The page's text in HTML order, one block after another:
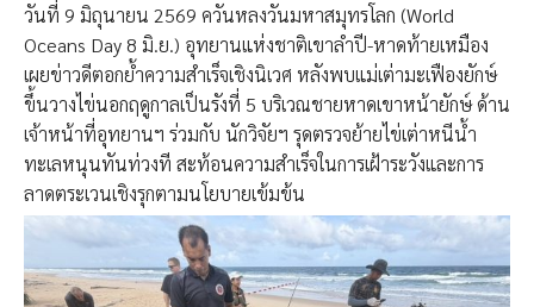
วันที่ 9 มิถุนายน 2569 ควันหลงวันมหาสมุทรโลก (World
Oceans Day 8 มิ.ย.) อุทยานแห่งชาติเขาลำปี-หาดท้ายเหมือง
เผยข่าวดีตอกย้ำความสำเร็จเชิงนิเวศ หลังพบแม่เต่ามะเฟืองยักษ์
ขึ้นวางไข่นอกฤดูกาลเป็นรังที่ 5 บริเวณชายหาดเขาหน้ายักษ์ ด้าน
เจ้าหน้าที่อุทยานฯ ร่วมกับ นักวิจัยฯ รุดตรวจย้ายไข่เต่าหนีน้ำ
ทะเลหนุนทันท่วงที สะท้อนความสำเร็จในการเฝ้าระวังและการ
ลาดตระเวนเชิงรุกตามนโยบายเข้มข้น